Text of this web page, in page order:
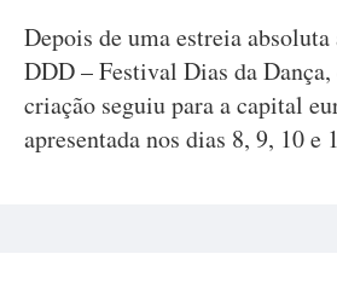
Depois de uma estreia
DDD – Festival Dias da Dança,
criação seguiu para a capital
apresentada nos dias 8, 9, 10 e